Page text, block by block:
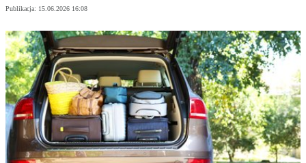
Publikacja: 15.06.2026 16:08